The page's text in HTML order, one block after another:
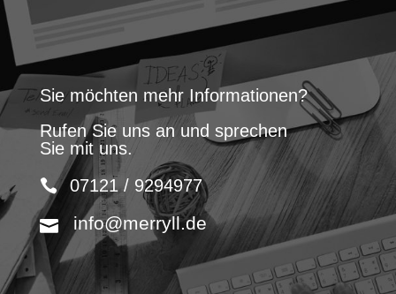
Sie möchten mehr Informationen?
Rufen Sie uns an und sprechen
Sie mit uns.
07121 / 9294977
info@merryll.de